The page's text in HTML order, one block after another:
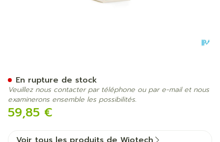
59,85 €
En rupture de stock
Veuillez nous contacter par téléphone ou par e-mail et nous
examinerons ensemble les possibilités.